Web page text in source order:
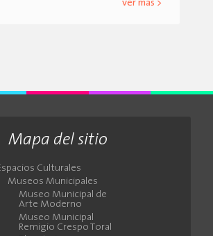
ver más >
Mapa del sitio
Culturales
Museos Municipales
Museo Municipal de
Arte Moderno
Museo Municipal
Remigio Crespo Toral